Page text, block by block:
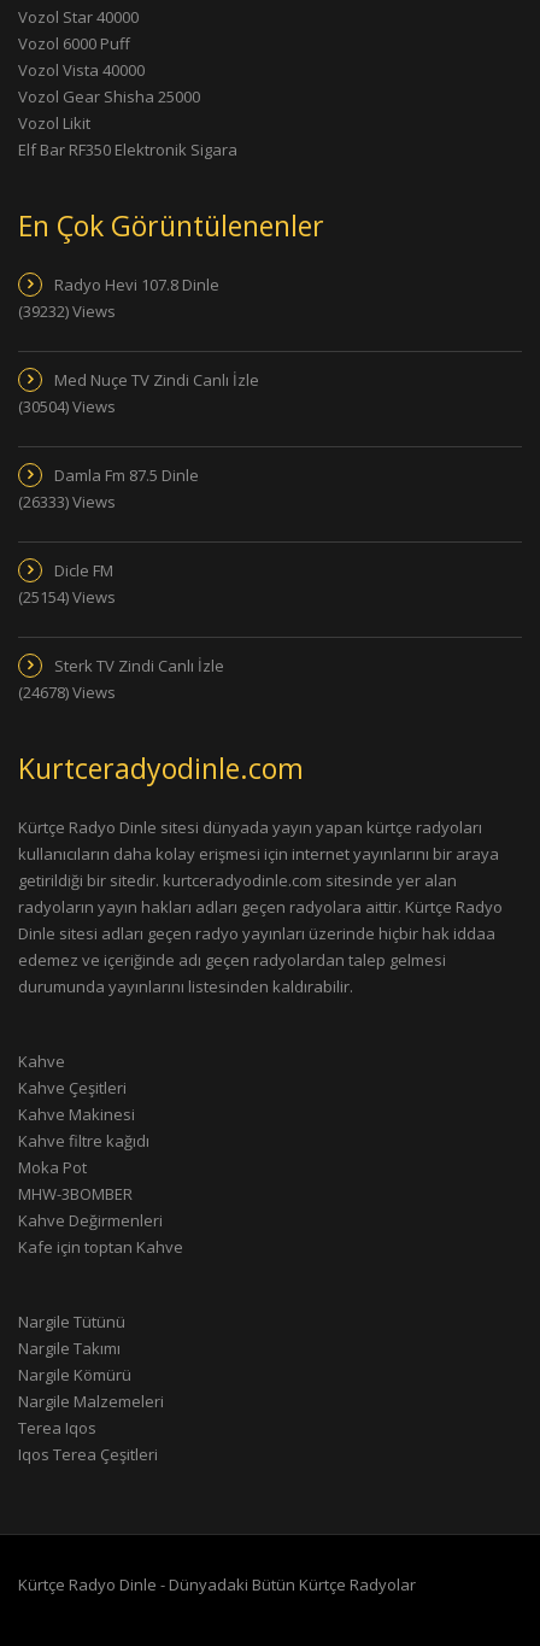
Vozol Star 40000
Vozol 6000 Puff
Vozol Vista 40000
Vozol Gear Shisha 25000
Vozol Likit
Elf Bar RF350 Elektronik Sigara
En Çok Görüntülenenler
Radyo Hevi 107.8 Dinle
(39232) Views
Med Nuçe TV Zindi Canlı İzle
(30504) Views
Damla Fm 87.5 Dinle
(26333) Views
Dicle FM
(25154) Views
Sterk TV Zindi Canlı İzle
(24678) Views
Kurtceradyodinle.com
Kürtçe Radyo Dinle sitesi dünyada yayın yapan kürtçe radyoları
kullanıcıların daha kolay erişmesi için internet yayınlarını bir araya
getirildiği bir sitedir. kurtceradyodinle.com sitesinde yer alan
radyoların yayın hakları adları geçen radyolara aittir. Kürtçe Radyo
Dinle sitesi adları geçen radyo yayınları üzerinde hiçbir hak iddaa
edemez ve içeriğinde adı geçen radyolardan talep gelmesi
durumunda yayınlarını listesinden kaldırabilir.
Kahve
Kahve Çeşitleri
Kahve Makinesi
Kahve filtre kağıdı
Moka Pot
MHW-3BOMBER
Kahve Değirmenleri
Kafe için toptan Kahve
Nargile Tütünü
Nargile Takımı
Nargile Kömürü
Nargile Malzemeleri
Terea Iqos
Iqos Terea Çeşitleri
Kürtçe Radyo Dinle - Dünyadaki Bütün Kürtçe Radyolar